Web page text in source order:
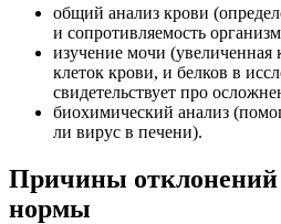
общий анализ крови
и сопротивляемость
изучение мочи (увеличенная
клеток крови, и белков в
свидетельствует про
биохимический анализ
ли вирус в печени).
Причины отклонений
нормы